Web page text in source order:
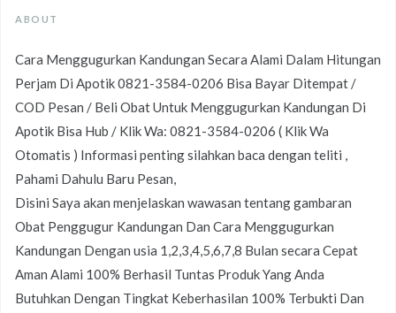
ABOUT
Cara Menggugurkan Kandungan Secara Alami Dalam Hitungan
Perjam Di Apotik 0821-3584-0206 Bisa Bayar Ditempat /
COD Pesan / Beli Obat Untuk Menggugurkan Kandungan Di
Apotik Bisa Hub / Klik Wa: 0821-3584-0206 ( Klik Wa
Otomatis ) Informasi penting silahkan baca dengan teliti ,
Pahami Dahulu Baru Pesan,
Disini Saya akan menjelaskan wawasan tentang gambaran
Obat Penggugur Kandungan Dan Cara Menggugurkan
Kandungan Dengan usia 1,2,3,4,5,6,7,8 Bulan secara Cepat
Aman Alami 100% Berhasil Tuntas Produk Yang Anda
Butuhkan Dengan Tingkat Keberhasilan 100% Terbukti Dan